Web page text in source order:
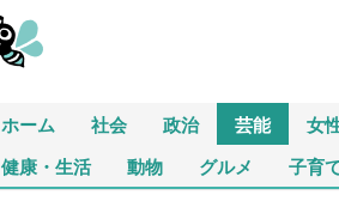
ホーム 社会 政治 芸能 女
健康・生活 動物 グルメ 子育